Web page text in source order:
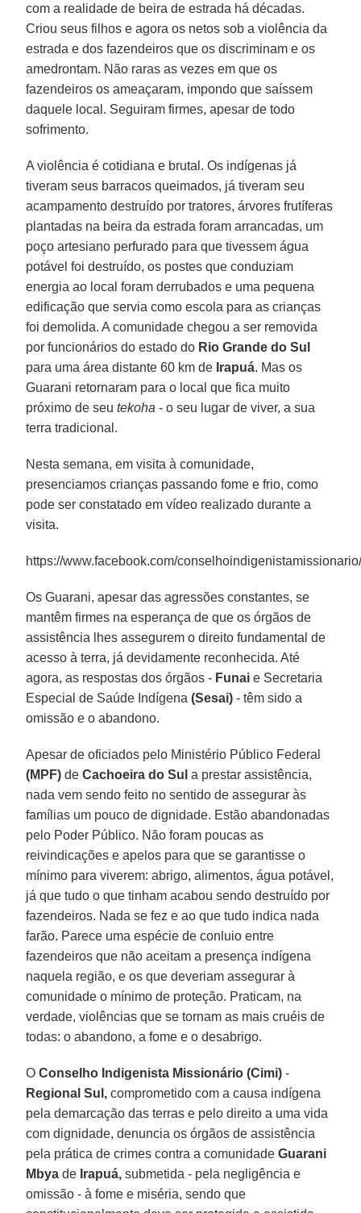
com a realidade de beira de estrada há décadas.
Criou seus filhos e agora os netos sob a violência da
estrada e dos fazendeiros que os discriminam e os
amedrontam. Não raras as vezes em que os
fazendeiros os ameaçaram, impondo que saíssem
daquele local. Seguiram firmes, apesar de todo
sofrimento.
A violência é cotidiana e brutal. Os indígenas já
tiveram seus barracos queimados, já tiveram seu
acampamento destruído por tratores, árvores frutíferas
plantadas na beira da estrada foram arrancadas, um
poço artesiano perfurado para que tivessem água
potável foi destruído, os postes que conduziam
energia ao local foram derrubados e uma pequena
edificação que servia como escola para as crianças
foi demolida. A comunidade chegou a ser removida
por funcionários do estado do Rio Grande do Sul
para uma área distante 60 km de Irapuá. Mas os
Guarani retornaram para o local que fica muito
próximo de seutekoha - o seu lugar de viver, a sua
terra tradicional.
Nesta semana, em visita à comunidade,
presenciamos crianças passando fome e frio, como
pode ser constatado em vídeo realizado durante a
visita.
https://www.facebook.com/
Os Guarani, apesar das agressões constantes, se
mantêm firmes na esperança de que os órgãos de
assistência lhes assegurem o direito fundamental de
acesso à terra, já devidamente reconhecida. Até
agora, as respostas dos órgãos - Funai e Secretaria
Especial de Saúde Indígena(Sesai) - têm sido a
omissão e o abandono.
Apesar de oficiados pelo Ministério Público Federal
(MPF) deCachoeira do Sul a prestar assistência,
nada vem sendo feito no sentido de assegurar às
famílias um pouco de dignidade. Estão abandonadas
pelo Poder Público. Não foram poucas as
reivindicações e apelos para que se garantisse o
mínimo para viverem: abrigo, alimentos, água potável,
já que tudo o que tinham acabou sendo destruído por
fazendeiros. Nada se fez e ao que tudo indica nada
farão. Parece uma espécie de conluio entre
fazendeiros que não aceitam a presença indígena
naquela região, e os que deveriam assegurar à
comunidade o mínimo de proteção. Praticam, na
verdade, violências que se tornam as mais cruéis de
todas: o abandono, a fome e o desabrigo.
OConselho Indigenista Missionário (Cimi) -
Regional Sul, comprometido com a causa indígena
pela demarcação das terras e pelo direito a uma vida
com dignidade, denuncia os órgãos de assistência
pela prática de crimes contra a comunidade Guarani
Mbya de Irapuá, submetida - pela negligência e
omissão - à fome e miséria, sendo que